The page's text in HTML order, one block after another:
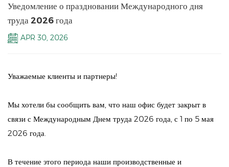
Уведомление о праздновании Международного дня
труда 2026 года
APR 30, 2026
Уважаемые клиенты и партнеры!
Мы хотели бы сообщить вам, что наш офис будет закрыт в
связи с Международным Днем труда 2026 года, с 1 по 5 мая
2026 года.
В течение этого периода наши производственные и